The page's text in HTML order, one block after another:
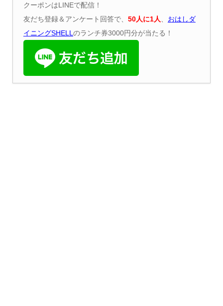
クーポンはLINEで配信！
友だち登録＆アンケート回答で、 50人に1人
おはしダ
イニングSHELL のランチ券3000円分が当たる！